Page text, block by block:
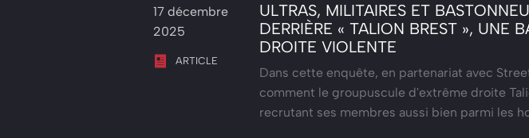
17 décembre
2025
ARTICLE
ULTRAS, MILITAIRES ET
DERRIÈRE « TALION BREST », UNE
DROITE VIOLENTE
Dans cette enquête, en partenariat avec
comment le groupuscule d'extrême droite
recrutant ses membres aussi bien parmi les